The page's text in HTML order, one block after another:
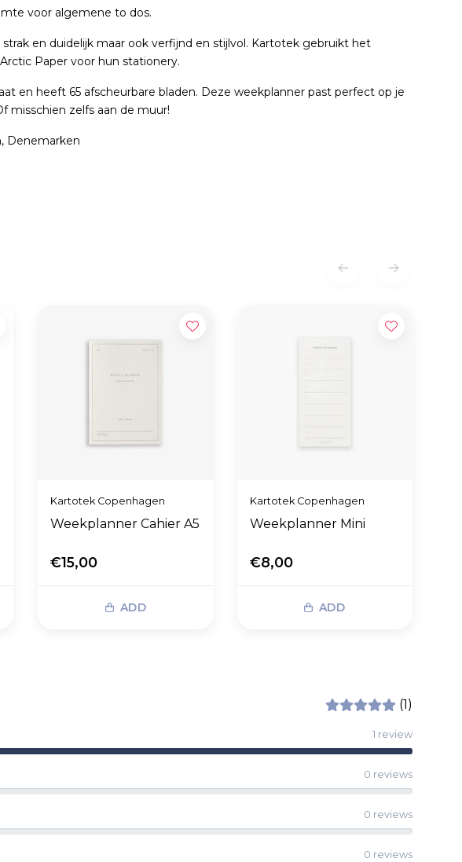
voor algemene to dos.
en duidelijk maar ook verfijnd en stijlvol. Kartotek gebruikt het
Paper voor hun stationery.
en heeft 65 afscheurbare bladen. Deze weekplanner past perfect op je
misschien zelfs aan de muur!
Denemarken
Kartotek Copenhagen
Weekplanner Cahier A5
€15,00
ADD
Kartotek Copenhagen
Weekplanner Mini
€8,00
ADD
(1)
0 reviews
0 reviews
0 reviews
1 review